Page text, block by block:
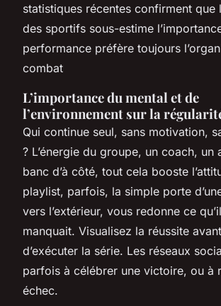
statistiques récentes confirment que
des sportifs sous-estime
performance préfère toujours
combat
L’importance du mental et de
l’environnement sur la
Qui continue seul, sans motivation,
? L’énergie du groupe, un coach, un
banc d’à côté, tout cela booste
playlist, parfois, la simple porte
vers l’extérieur, vous redonne ce
manquait. Visualisez la réussite
d’exécuter la série. Les réseaux
parfois à célébrer une victoire, ou à
échec.